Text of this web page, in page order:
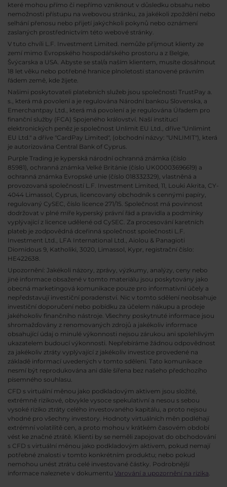
které mohou přímo či nepřímo vzniknout v důsledku obsahu nebo
nemožnosti přístupu na webovou stránku, za jakékoli zpoždění nebo
selhání přenosu nebo přijetí jakýchkoli pokynů nebo oznámení
zaslaných prostřednictvím této webové stránky.
V tuto chvíli L.F. Investment Limited. nemůže přijmout klienty ze
zemí mimo Evropského hospodářského prostoru a z Belgie,
Švýcarska a USA. Abyste se stal/a naším klientem, musíte dosáhnout
18 let věku nebo potřebné hranice plnoletosti stanovené právním
řádem země, kde žijete.
Našimi poskytovateli platebních služeb jsou společnosti TrustPay a.
s., která má povolení a je regulována Národní bankou Slovenska, a
Emerchantpay Ltd., která má povolení a je regulována Úřadem pro
finanční služby (FCA) Spojeného království. Naší institucí
elektronických peněz je společnost Unlimit EU Ltd., dříve "Unlimint
EU Ltd." a dříve "CardPay Limited", (obchodní názvy: "UNLIMIT"), která
je autorizována Central Bank of Cyprus.
Purple Trading je kyperská národní ochranná známka (číslo
85981), ochranná známka Velké Británie (číslo UK00003696619) a
ochranná známka Evropské unie (číslo 018332329), vlastněná a
provozovaná společností L.F. Investment Limited, 11, Louki Akrita, CY-
4044 Limassol, Cyprus, licencovaný obchodník s cennými papíry,
regulovaný CySEC, číslo licence 271/15. Společnost má povinnost
dodržovat v plné míře kyperský právní řád a pravidla a podmínky
vyplývající z licence udělené od CySEC. Za procesování karetních
plateb je zodpovědná dceřinná společnost společnosti L.F.
Investment Ltd., LFA International Ltd., Aiolou & Panagioti
Diomidous 9, Katholiki, 3020, Limassol, Kypr, registrační číslo:
HE422638.
Upozornění: Jakékoli názory, zprávy, výzkumy, analýzy, ceny nebo
jiné informace obsažené v tomto materiálu jsou poskytovány jako
obecná marketingová komunikace pouze pro informativní účely a
nepředstavují investiční poradenství. Nic v tomto sdělení neobsahuje
investiční doporučení nebo pobídku za účelem nákupu a prodeje
jakéhokoliv finančního nástroje. Všechny poskytnuté informace jsou
shromažďovány z renomovaných zdrojů a jakékoliv informace
obsahující údaj o minulé výkonnosti nejsou zárukou ani spolehlivým
ukazatelem budoucí výkonnosti. Nepřebíráme žádnou odpovědnost
za jakékoliv ztráty vyplývající z jakékoliv investice provedené na
základě informací uvedených v tomto sdělení. Tato komunikace
nesmí být reprodukována ani dále šířena bez našeho předchozího
písemného souhlasu.
CFD s virtuální měnou jako podkladovým aktivem jsou složité,
extrémně rizikové, obvykle vysoce spekulativní a nesou s sebou
vysoké riziko ztráty celého investovaného kapitálu, a proto nejsou
vhodné pro všechny investory. Hodnoty virtuálních měn podléhají
extrémní volatilitě cen, a proto mohou v krátkém časovém období
vést ke značné ztrátě. Klienti by se neměli zapojovat do obchodování
s CFD s virtuální měnou jako podkladovým aktivem, pokud nemají
potřebné znalosti v tomto konkrétním produktu; nebo pokud
nemohou unést ztrátu celé investované částky. Podrobnější
informace naleznete v dokumentu Varování a upozornění na rizika